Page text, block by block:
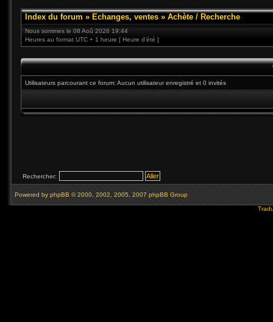
Index du forum » Echanges, ventes » Achète / Recherche
Nous sommes le 08 Aoû 2026 19:44
Heures au format UTC + 1 heure [ Heure d’été ]
Utilisateurs parcourant ce forum: Aucun utilisateur enregistré et 0 invités
Rechercher:
Powered by phpBB © 2000, 2002, 2005, 2007 phpBB Group